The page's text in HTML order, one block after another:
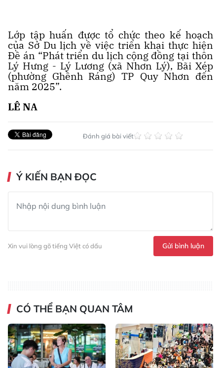
Lớp tập huấn được tổ chức theo kế hoạch
của Sở Du lịch về việc triển khai thực hiện
Đề án “Phát triển du lịch cộng đồng tại thôn
Lý Hưng - Lý Lương (xã Nhơn Lý), Bãi Xép
(phường Ghềnh Ráng) TP Quy Nhơn đến
năm 2025”.
LÊ NA
Đánh giá bài viết
Ý KIẾN BẠN ĐỌC
Xin vui lòng gõ tiếng Việt có dấu Gửi bình luận
CÓ THỂ BẠN QUAN TÂM